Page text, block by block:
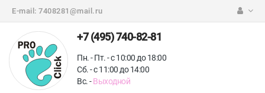
E-mail: 7408281@mail.ru
+7 (495) 740-82-81
Пн. - Пт. - с 10:00 до 18:00
Сб. - с 11:00 до 14:00
Вс. -Выходной